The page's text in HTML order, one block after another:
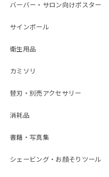
バーバー・サロン向けポスター
サインポール
衛生用品
カミソリ
替刃・別売アクセサリー
消耗品
書籍・写真集
シェービング・お顔そりツール